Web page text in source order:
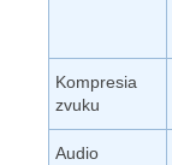
Kompresia
zvuku
Audio